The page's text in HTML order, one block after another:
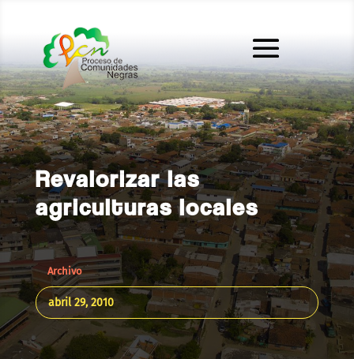
Revalorizar las
agriculturas locales
Archivo
abril 29, 2010